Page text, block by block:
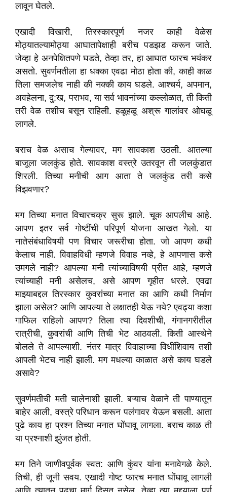
लावून घेतले.
एखादी विखारी, तिरस्कारपूर्ण नजर काही वेळेस
मोठ्यातल्यामोठ्या आघातापेक्षाही बरीच पडझड करून जाते.
जेव्हा हे अनपेक्षितपणे घडते, तेव्हा तर, हा आघात फारच भयंकर
असतो. सुवर्णमतीला हा धक्का एवढा मोठा होता की, काही काळ
तिला समजलेच नाही की नक्की काय घडले. आश्चर्य, अपमान,
अवहेलना, दु:ख, पराभव, या सर्व भावनांच्या कल्लोळात, ती किती
तरी वेळ तशीच बसून राहिली. हळूहळू अश्रू गालांवर ओघळू
लागले.
बराच वेळ असाच गेल्यावर, मग सावकाश उठली. आतल्या
बाजूला जलकुंड होते. सावकाश वस्त्रे उतरवून ती जलकुंडात
शिरली. तिच्या मनीची आग आता ते जलकुंड तरी कसे
विझवणार?
मग तिच्या मनात विचारचक्र सुरू झाले. चूक आपलीच आहे.
आपण इतर सर्व गोष्टींची परिपूर्ण योजना आखत गेलो. या
नातेसंबंधाविषयी पण विचार जरूरीचा होता. जो आपण कधी
केलाच नाही. विवाहविधी म्हणजे विवाह नव्हे, हे आपणास कसे
उमगले नाही? आपल्या मनी त्यांच्याविषयी प्रीत आहे, म्हणजे
त्यांच्याही मनी असेलच, असे आपण गृहीत धरले. एवढा
माझ्याबद्दल तिरस्कार कुवरांच्या मनात का आणि कधी निर्माण
झाला असेल? आणि आपल्या ते लक्षातही येऊ नये? एवढ्या कशा
गाफिल राहिलो आपण? तिला त्या दिवशीची, गंगानगरीतील
रात्रीची, कुवरांची आणि तिची भेट आठवली. किती आस्थेने
बोलले ते आपल्याशी. नंतर मात्र विवाहाच्या विधींशिवाय तशी
आपली भेटच नाही झाली. मग मधल्या काळात असे काय घडले
असावे?
सुवर्णमतीची मती चालेनाशी झाली. बऱ्याच वेळाने ती पाण्यातून
बाहेर आली, वस्त्रे परिधान करून पलंगावर येऊन बसली. आता
पुढे काय हा प्रश्न तिच्या मनात घोंघावू लागला. बराच काळ ती
या प्रश्नाशी झुंजत होती.
मग तिने जाणीवपूर्वक स्वत: आणि कुंवर यांना मनावेगळे केले.
तिची, ही जूनी सवय. एखादी गोष्ट फारच मनात घोंघावू लागली